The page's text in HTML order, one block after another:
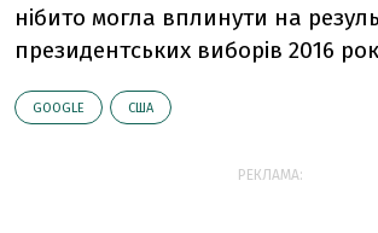
нібито могла вплинути на
президентських виборів 2016
GOOGLE США
РЕКЛАМА: